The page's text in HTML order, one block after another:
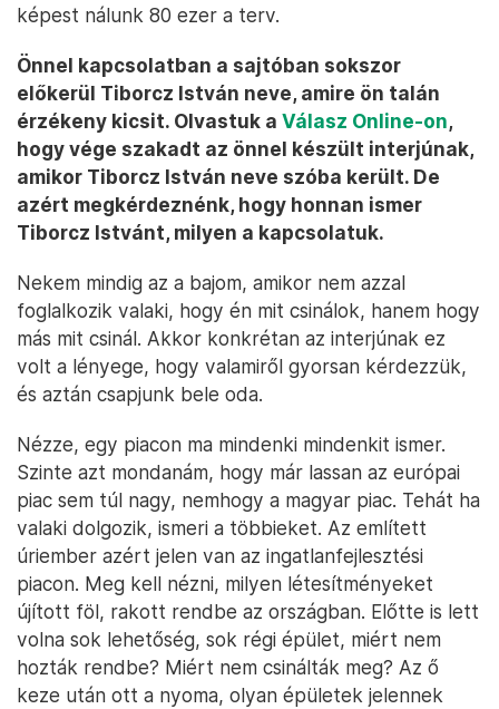
képest nálunk 80 ezer a terv.
Önnel kapcsolatban a sajtóban sokszor
előkerül Tiborcz István neve, amire ön talán
érzékeny kicsit. Olvastuk a Válasz Online-on,
hogy vége szakadt az önnel készült interjúnak,
amikor Tiborcz István neve szóba került. De
azért megkérdeznénk, hogy honnan ismer
Tiborcz Istvánt, milyen a kapcsolatuk.
Nekem mindig az a bajom, amikor nem azzal
foglalkozik valaki, hogy én mit csinálok, hanem hogy
más mit csinál. Akkor konkrétan az interjúnak ez
volt a lényege, hogy valamiről gyorsan kérdezzük,
és aztán csapjunk bele oda.
Nézze, egy piacon ma mindenki mindenkit ismer.
Szinte azt mondanám, hogy már lassan az európai
piac sem túl nagy, nemhogy a magyar piac. Tehát ha
valaki dolgozik, ismeri a többieket. Az említett
úriember azért jelen van az ingatlanfejlesztési
piacon. Meg kell nézni, milyen létesítményeket
újított föl, rakott rendbe az országban. Előtte is lett
volna sok lehetőség, sok régi épület, miért nem
hozták rendbe? Miért nem csinálták meg? Az ő
keze után ott a nyoma, olyan épületek jelennek